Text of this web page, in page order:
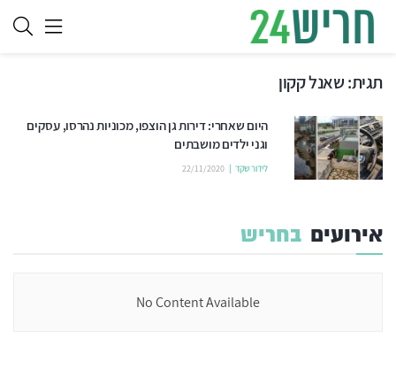
תגית:שאנל קקון
היום שאחרי: דירות גן הוצפו, מכוניות נהרסו, עסקים
וגני ילדים מושבתים
לידור שקד 22/11/2020
אירועים בחריש
No Content Available